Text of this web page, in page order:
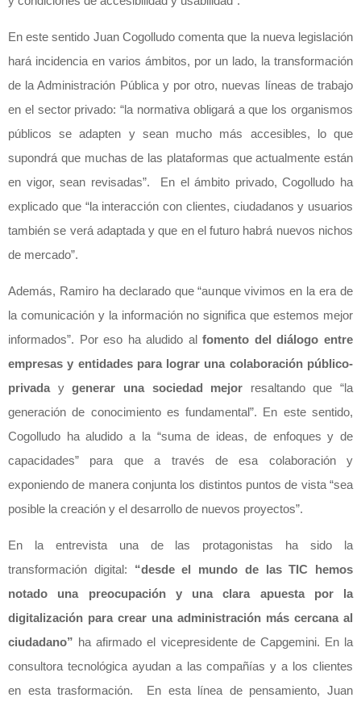
En este sentido Juan Cogolludo comenta que la nueva legislación
hará incidencia en varios ámbitos, por un lado, la transformación
de la Administración Pública y por otro, nuevas líneas de trabajo
en el sector privado: “la normativa obligará a que los organismos
públicos se adapten y sean mucho más accesibles, lo que
supondrá que muchas de las plataformas que actualmente están
en vigor, sean revisadas”. En el ámbito privado, Cogolludo ha
explicado que “la interacción con clientes, ciudadanos y usuarios
también se verá adaptada y que en el futuro habrá nuevos nichos
de mercado”.
Además, Ramiro ha declarado que “aunque vivimos en la era de
la comunicación y la información no significa que estemos mejor
informados”. Por eso ha aludido alfomento del diálogo entre
empresas y entidades para lograr una colaboración público-
privada ygenerar una sociedad mejor resaltando que “la
generación de conocimiento es fundamental”. En este sentido,
Cogolludo ha aludido a la “suma de ideas, de enfoques y de
capacidades” para que a través de esa colaboración y
exponiendo de manera conjunta los distintos puntos de vista “sea
posible la creación y el desarrollo de nuevos proyectos”.
En la entrevista una de las protagonistas ha sido la
transformación digital: “desde el mundo de las TIC hemos
notado una preocupación y una clara apuesta por la
digitalización para crear una administración más cercana al
ciudadano” ha afirmado el vicepresidente de Capgemini. En la
consultora tecnológica ayudan a las compañías y a los clientes
en esta trasformación. En esta línea de pensamiento, Juan